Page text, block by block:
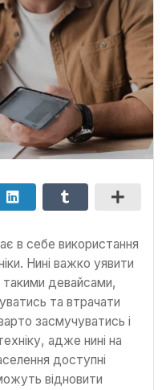
в себе використання
Нині важко уявити
девайсами,
та втрачати
засмучуватись і
адже нині на
доступні
відновити